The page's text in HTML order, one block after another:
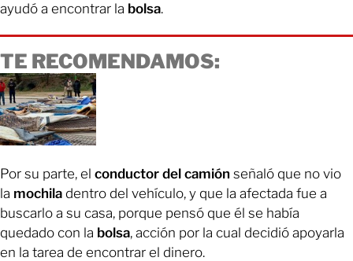
ayudó a encontrar la bolsa.
TE RECOMENDAMOS:
Por su parte, el conductor del camión señaló que no vio
la mochila dentro del vehículo, y que la afectada fue a
buscarlo a su casa, porque pensó que él se había
quedado con la bolsa, acción por la cual decidió apoyarla
en la tarea de encontrar el dinero.